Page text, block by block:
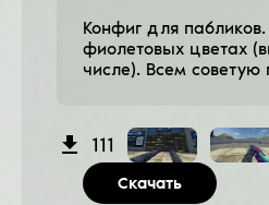
Конфиг для
фиолетовых цветах
числе). Всем советую
111
Скачать